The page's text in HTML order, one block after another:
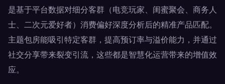
是基于平台数据对细分客群（电竞玩家、闺蜜聚会、商务人
士、二次元爱好者）消费偏好深度分析后的精准产品匹配。
主题包房能吸引特定客群，提高预订率与溢价能力，并通过
社交分享带来裂变引流，这些都是智慧化运营带来的增值效
应。